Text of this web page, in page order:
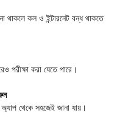
না থাকলে কল ও ইন্টারনেট বন্ধ থাকতে
পরীক্ষা করা যেতে পারে।
থেকে সহজেই জানা যায়।